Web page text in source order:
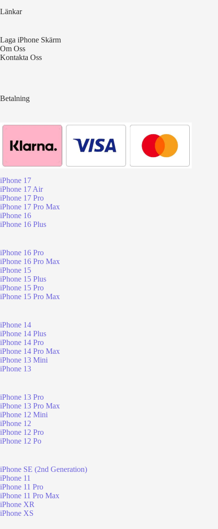
Länkar
Laga iPhone Skärm
Om Oss
Kontakta Oss
Betalning
iPhone 17
iPhone 17 Air
iPhone 17 Pro
iPhone 17 Pro Max
iPhone 16
iPhone 16 Plus
iPhone 16 Pro
iPhone 16 Pro Max
iPhone 15
iPhone 15 Plus
iPhone 15 Pro
iPhone 15 Pro Max
iPhone 14
iPhone 14 Plus
iPhone 14 Pro
iPhone 14 Pro Max
iPhone 13 Mini
iPhone 13
iPhone 13 Pro
iPhone 13 Pro Max
iPhone 12 Mini
iPhone 12
iPhone 12 Pro
iPhone 12 Po
iPhone SE (2nd Generation)
iPhone 11
iPhone 11 Pro
iPhone 11 Pro Max
iPhone XR
iPhone XS